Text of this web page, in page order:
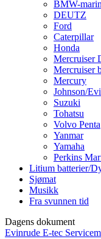
BMW-
DEUTZ
Ford
Caterpillar
Honda
Mercruiser
Mercruiser
Mercury
Johnson/
Suzuki
Tohatsu
Volvo Penta
Yanmar
Yamaha
Perkins
Litium batterier/
Sjømat
Musikk
Fra svunnen tid
Dagens dokument
Evinrude E-tec